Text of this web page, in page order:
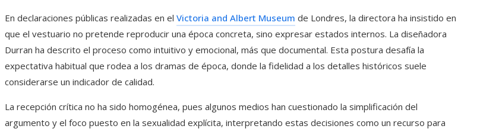
En declaraciones públicas realizadas en el Victoria and Albert Museum de Londres, la directora ha insistido en
que el vestuario no pretende reproducir una época concreta, sino expresar estados internos. La diseñadora
Durran ha descrito el proceso como intuitivo y emocional, más que documental. Esta postura desafía la
expectativa habitual que rodea a los dramas de época, donde la fidelidad a los detalles históricos suele
considerarse un indicador de calidad.
La recepción crítica no ha sido homogénea, pues algunos medios han cuestionado la simplificación del
argumento y el foco puesto en la sexualidad explícita, interpretando estas decisiones como un recurso para